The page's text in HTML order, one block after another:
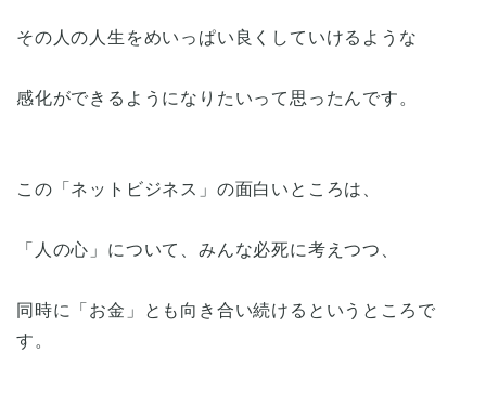
その人の人生をめいっぱい良くしていけるような
感化ができるようになりたいって思ったんです。
この「ネットビジネス」の面白いところは、
「人の心」について、みんな必死に考えつつ、
同時に「お金」とも向き合い続けるというところで
す。